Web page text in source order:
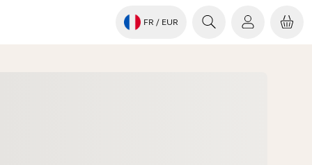
FR / EUR